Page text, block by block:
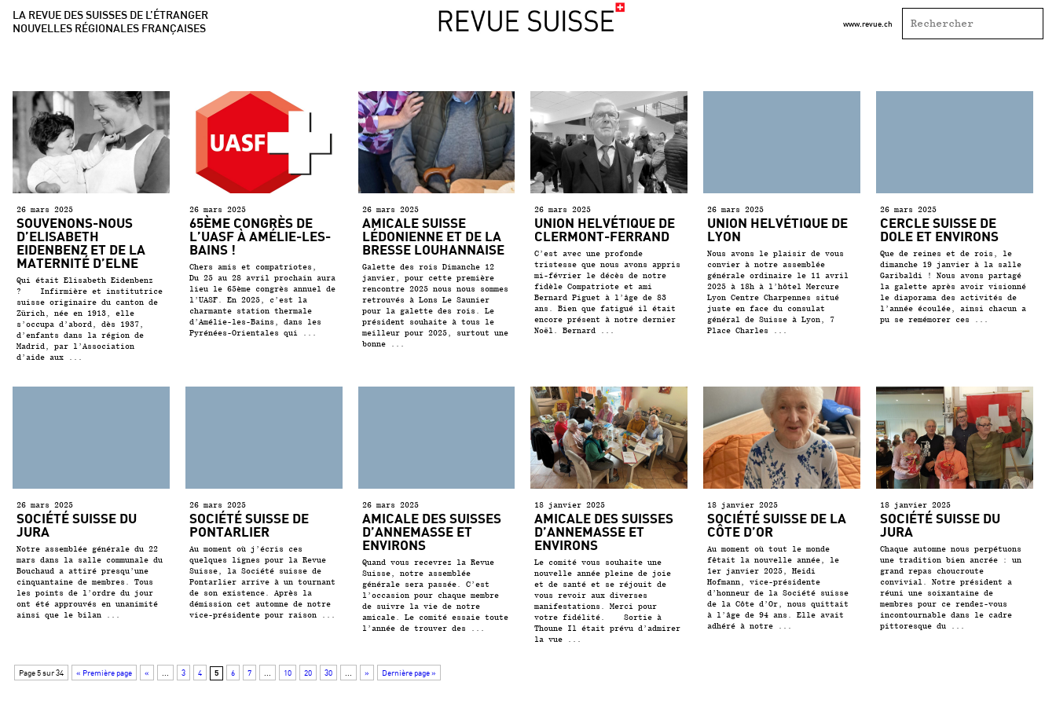
LA REVUE DES SUISSES DE L’ÉTRANGER
NOUVELLES RÉGIONALES FRANÇAISES
www.revue.ch
26 mars 2025
SOUVENONS-NOUS
D’ELISABETH
EIDENBENZ ET DE LA
MATERNITÉ D’ELNE
Qui était Elisabeth Eidenbenz
? Infirmière et institutrice
suisse originaire du canton de
Zürich, née en 1913, elle
s’occupa d’abord, dès 1937,
d’enfants dans la région de
Madrid, par l’Association
d’aide aux ...
26 mars 2025
65ÈME CONGRÈS DE
L’UASF À AMÉLIE-LES-
BAINS !
Chers amis et compatriotes,
Du 25 au 28 avril prochain aura
lieu le 65ème congrès annuel de
l’UASF. En 2025, c’est la
charmante station thermale
d’Amélie-les-Bains, dans les
Pyrénées-Orientales qui ...
26 mars 2025
‌AMICALE SUISSE
LÉDONIENNE ET DE LA
BRESSE LOUHANNAISE
Galette des rois Dimanche 12
janvier, pour cette première
rencontre 2025 nous nous sommes
retrouvés à Lons Le Saunier
pour la galette des rois. Le
président souhaite à tous le
meilleur pour 2025, surtout une
bonne ...
26 mars 2025
UNION HELVÉTIQUE DE
CLERMONT-FERRAND
C’est avec une profonde
tristesse que nous avons appris
mi-février le décès de notre
fidèle Compatriote et ami
Bernard Piguet à l’âge de 83
ans. Bien que fatigué il était
encore présent à notre dernier
Noël. Bernard ...
26 mars 2025
UNION HELVÉTIQUE DE
LYON
Nous avons le plaisir de vous
convier à notre assemblée
générale ordinaire le 11 avril
2025 à 18h à l’hôtel Mercure
Lyon Centre Charpennes situé
juste en face du consulat
général de Suisse à Lyon, 7
Place Charles ...
26 mars 2025
CERCLE SUISSE DE
DOLE ET ENVIRONS
Que de reines et de rois, le
dimanche 19 janvier à la salle
Garibaldi ! Nous avons partagé
la galette après avoir visionné
le diaporama des activités de
l’année écoulée, ainsi chacun a
pu se remémorer ces ...
26 mars 2025
SOCIÉTÉ SUISSE DU
JURA
Notre assemblée générale du 22
mars dans la salle communale du
Bouchaud a attiré presqu’une
cinquantaine de membres. Tous
les points de l’ordre du jour
ont été approuvés en unanimité
ainsi que le bilan ...
26 mars 2025
SOCIÉTÉ SUISSE DE
PONTARLIER
Au moment où j’écris ces
quelques lignes pour la Revue
Suisse, la Société suisse de
Pontarlier arrive à un tournant
de son existence. Après la
démission cet automne de notre
vice-présidente pour raison ...
26 mars 2025
AMICALE DES SUISSES
D’ANNEMASSE ET
ENVIRONS
Quand vous recevrez la Revue
Suisse, notre assemblée
générale sera passée. C’est
l’occasion pour chaque membre
de suivre la vie de notre
amicale. Le comité essaie toute
l’année de trouver des ...
18 janvier 2025
AMICALE DES SUISSES
D’ANNEMASSE ET
ENVIRONS
Le comité vous souhaite une
nouvelle année pleine de joie
et de santé et se réjouit de
vous revoir aux diverses
manifestations. Merci pour
votre fidélité. Sortie à
Thoune Il était prévu d’admirer
la vue ...
18 janvier 2025
SOCIÉTÉ SUISSE DE LA
CÔTE D’OR
Au moment où tout le monde
fêtait la nouvelle année, le
1er janvier 2025, Heidi
Hofmann, vice-présidente
d’honneur de la Société suisse
de la Côte d’Or, nous quittait
à l’âge de 94 ans. Elle avait
adhéré à notre ...
18 janvier 2025
SOCIÉTÉ SUISSE DU
JURA
Chaque automne nous perpétuons
une tradition bien ancrée : un
grand repas choucroute
convivial. Notre président a
réuni une soixantaine de
membres pour ce rendez-vous
incontournable dans le cadre
pittoresque du ...
Page 5 sur 34 « Première page « 3 4 5 6 7 10 20 30 » Dernière page »